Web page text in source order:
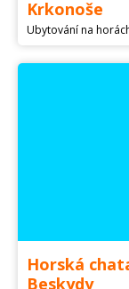
Krkonoše
Horská
Beskydy